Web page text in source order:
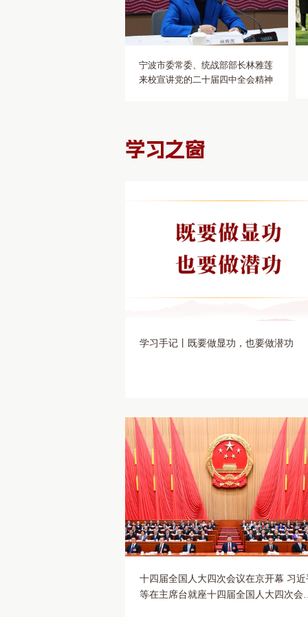
宁波市委常委、统战部部长林雅莲
来校宣讲党的二十届四中全会精神
学习之窗
学习手记丨既要做显功，也要做潜功
十四届全国人大四次会议在京开幕 习近
等在主席台就座十四届全国人大四次会